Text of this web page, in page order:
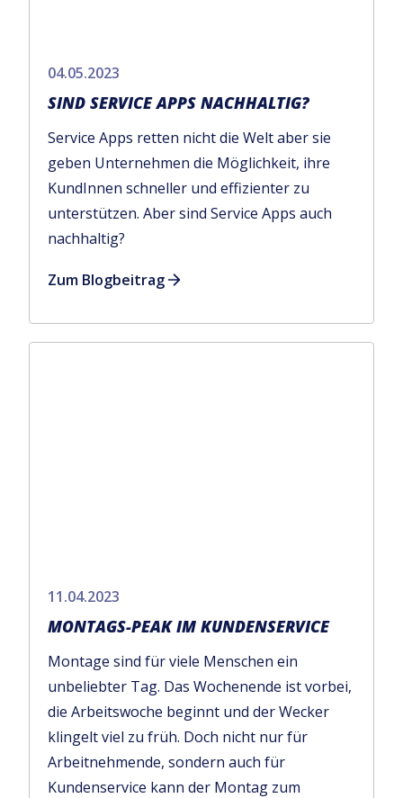
04.05.2023
SIND SERVICE APPS NACHHALTIG?
Service Apps retten nicht die Welt aber sie
geben Unternehmen die Möglichkeit, ihre
KundInnen schneller und effizienter zu
unterstützen. Aber sind Service Apps auch
nachhaltig?
Zum Blogbeitrag
11.04.2023
MONTAGS-PEAK IM KUNDENSERVICE
Montage sind für viele Menschen ein
unbeliebter Tag. Das Wochenende ist vorbei,
die Arbeitswoche beginnt und der Wecker
klingelt viel zu früh. Doch nicht nur für
Arbeitnehmende, sondern auch für
Kundenservice kann der Montag zum